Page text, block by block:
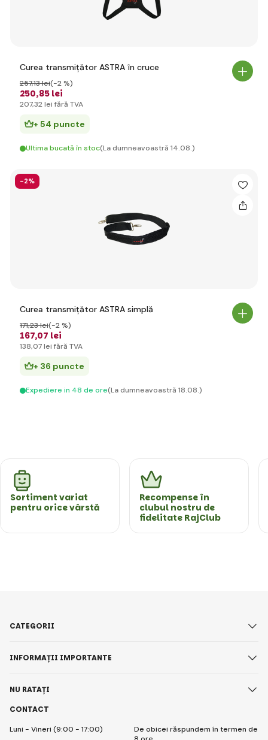
Curea transmițător ASTRA în cruce
250,85 lei
257,13 lei(-2 %)
207,32 lei fără TVA
+ 54 puncte
Ultima bucată în stoc(La dumneavoastră 14.08.)
-2%
Curea transmițător ASTRA simplă
167,07 lei
171,23 lei(-2 %)
138,07 lei fără TVA
+ 36 puncte
Expediere in 48 de ore(La dumneavoastră 18.08.)
Sortiment variat
pentru orice vârstă
Recompense în
clubul nostru de
fidelitate RajClub
CONTACT
Luni - Vineri (9:00 - 17:00)
De obicei răspundem în termen de
CATEGORII
INFORMAȚII IMPORTANTE
NU RATAȚI